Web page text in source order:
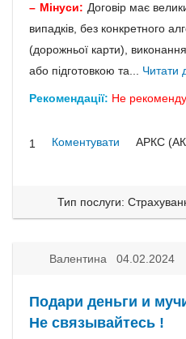
Мінуси: Договір має
випадків, без конкретного
(дорожньої карти),
або підготовкою та... Читати
Рекомендації: Не
1 Коментувати АРКС
Тип послуги:
Валентина 04.02.2024
Подари деньги и
Не связывайтесь !